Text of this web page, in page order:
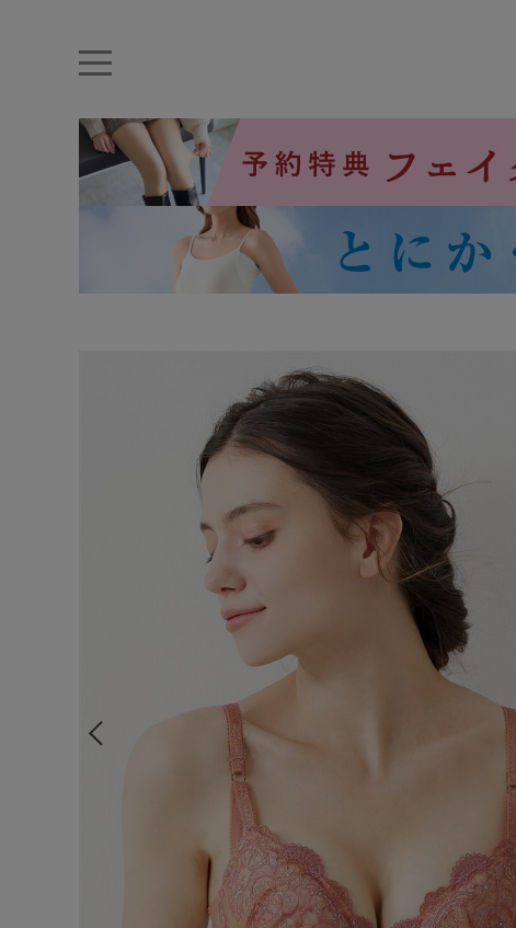
ナイトブラ ノンワイヤー 特盛ブラ チューブトップ 折り畳み
ルームウェア アームカバー
カテゴリから探す
ルームウェア
ライフスタイル
ギフトラッピング